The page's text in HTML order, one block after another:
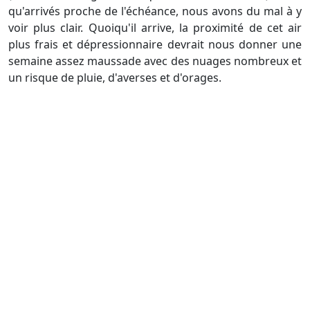
qu'arrivés proche de l'échéance, nous avons du mal à y
voir plus clair. Quoiqu'il arrive, la proximité de cet air
plus frais et dépressionnaire devrait nous donner une
semaine assez maussade avec des nuages nombreux et
un risque de pluie, d'averses et d'orages.